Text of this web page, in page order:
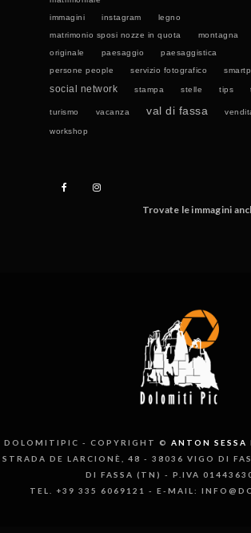
immagini
instagram
legno
matrimonio sposi nozze in quota
montagna
originale
paesaggio
paesaggistica
persone people
servizio fotografico
social network stampa stelle tips
turismo vacanza val di fassa
workshop
Trovate le immagini
DOLOMITIPIC - COPYRIGHT © ANTON SESSA
STRADA DE LARCIONÈ, 48 - 38036 VIGO DI
DI FASSA (TN) - P.IVA
TEL. +39 335 6069121 - E-MAIL: